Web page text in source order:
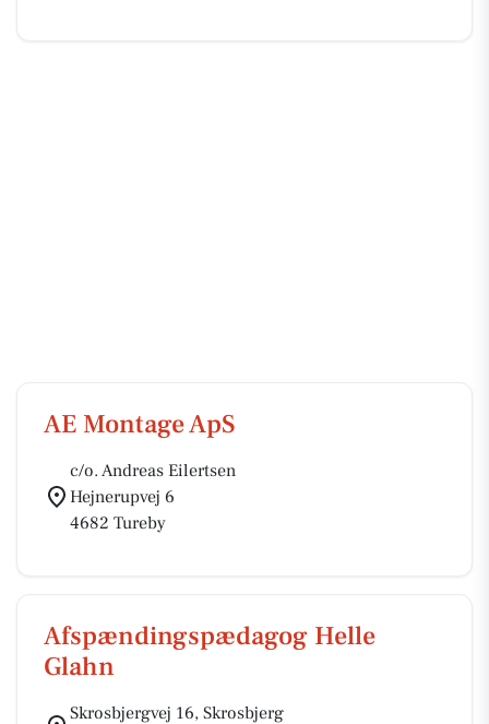
AE Montage ApS
c/o. Andreas Eilertsen
Hejnerupvej 6
4682 Tureby
Afspændingspædagog Helle
Glahn
Skrosbjergvej 16, Skrosbjerg